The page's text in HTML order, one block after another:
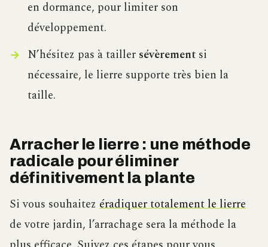
en dormance, pour limiter son
développement.
N’hésitez pas à tailler sévèrementsi
nécessaire, le lierre supporte très bien la
taille.
Arracher le lierre : une méthode
radicale pour éliminer
définitivement la plante
Si vous souhaitez éradiquer totalement le lierre
de votre jardin, l’arrachage sera la méthode la